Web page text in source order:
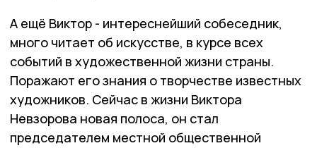
А ещё Виктор - интереснейший собеседник,
много читает об искусстве, в курсе всех
событий в художественной жизни страны.
Поражают его знания о творчестве известных
художников. Сейчас в жизни Виктора
Невзорова новая полоса, он стал
председателем местной общественной